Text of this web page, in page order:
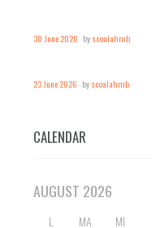
30 June 2026 byscoalahmb
23 June 2026 byscoalahmb
CALENDAR
AUGUST 2026
L MA MI